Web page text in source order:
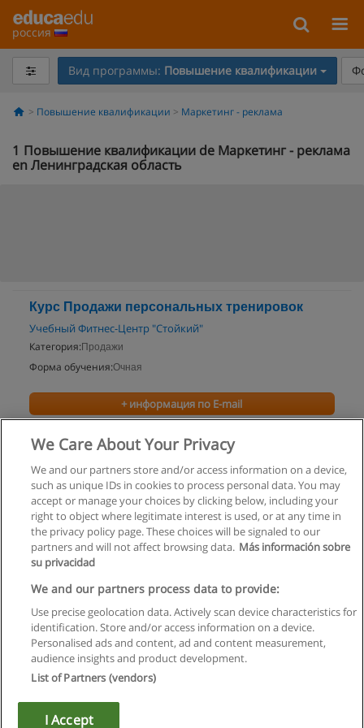
россия
Вид программы: Повышение квалификации
Повышение квалификации Маркетинг - реклама
1 Повышение квалификации de Маркетинг - реклама
en Ленинградская область
Курс Продажи персональных тренировок
Учебный Фитнес-Центр "Стойкий"
Категория: Продажи
Форма обучения:Очная
+ информация по E-mail
Правила пользования
Конфиденциальность информации
Напишите Educaedu
Copyright © Educaedu Business S.L. - CIF : B-95610580: -
We Care About Your Privacy
We and our partners store and/or access information on a device,
such as unique IDs in cookies to process personal data. You may
accept or manage your choices by clicking below, including your
right to object where legitimate interest is used, or at any time in
the privacy policy page. These choices will be signaled to our
partners and will not affect browsing data. Más información sobre
su privacidad
We and our partners process data to provide:
Use precise geolocation data. Actively scan device characteristics for
identification. Store and/or access information on a device.
Personalised ads and content, ad and content measurement,
audience insights and product development.
List of Partners (vendors)
I Accept